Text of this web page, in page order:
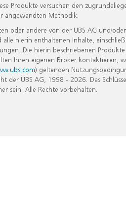
Produkte versuchen den
angewandten Methodik.
andere von der UBS AG und/
hierin enthaltenen Inhalte,
Die hierin beschriebenen
Ihren eigenen Broker kontaktieren,
) geltenden
UBS AG, 1998 - 2026. Das
sein. Alle Rechte vorbehalten.